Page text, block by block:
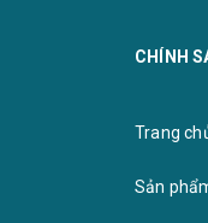
CHÍNH
Trang
Sản